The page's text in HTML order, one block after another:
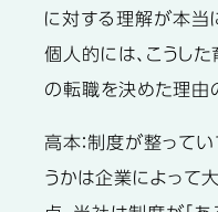
に対する理解が本当
個人的には、こうし
の転職を決めた理由
高本：制度が整ってい
うかは企業によって